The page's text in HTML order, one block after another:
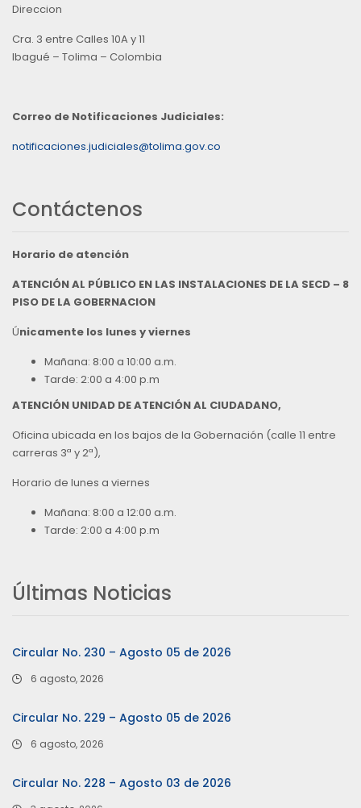
Direccion
Cra. 3 entre Calles 10A y 11
Ibagué – Tolima – Colombia
Correo de Notificaciones Judiciales:
notificaciones.judiciales@tolima.gov.co
Contáctenos
Horario de atención
ATENCIÓN AL PÚBLICO EN LAS INSTALACIONES DE LA SECD – 8
PISO DE LA GOBERNACION
Únicamente los lunes y viernes
Mañana: 8:00 a 10:00 a.m.
Tarde: 2:00 a 4:00 p.m
ATENCIÓN UNIDAD DE ATENCIÓN AL CIUDADANO,
Oficina ubicada en los bajos de la Gobernación (calle 11 entre
carreras 3ª y 2ª),
Horario de lunes a viernes
Mañana: 8:00 a 12:00 a.m.
Tarde: 2:00 a 4:00 p.m
Últimas Noticias
Circular No. 230 – Agosto 05 de 2026
6 agosto, 2026
Circular No. 229 – Agosto 05 de 2026
6 agosto, 2026
Circular No. 228 – Agosto 03 de 2026